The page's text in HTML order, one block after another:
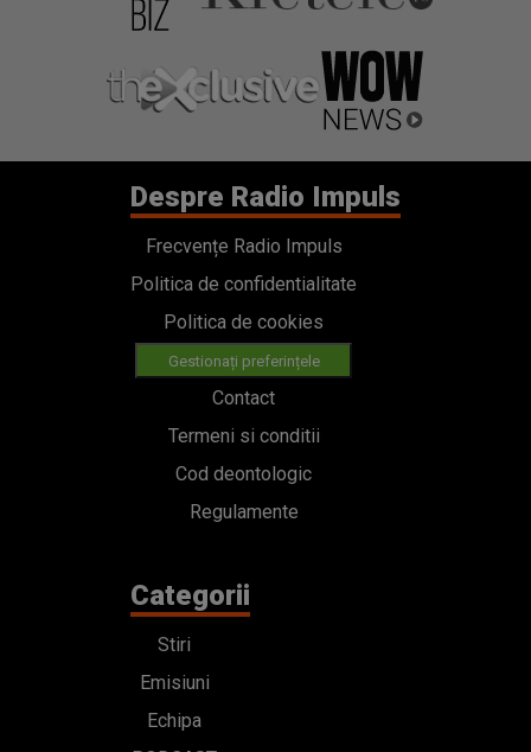
Despre Radio Impuls
Frecvențe Radio Impuls
Politica de confidentialitate
Politica de cookies
Gestionați preferințele
Contact
Termeni si conditii
Cod deontologic
Regulamente
Categorii
Stiri
Emisiuni
Echipa